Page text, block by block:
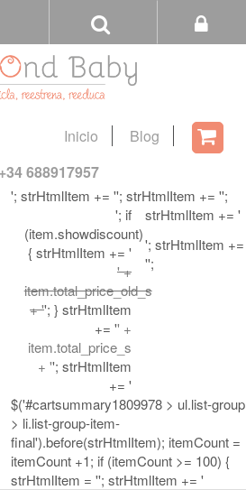
Inicio
Blog
+34 688917957
'; strHtmlItem += ''; strHtmlItem += '
'; if
(item.showdiscount)
{ strHtmlItem += '
' +
item.total_price_old_s
+ ''; } strHtmlItem
+= '' +
item.total_price_s
+ ''; strHtmlItem
+= '
';
strHtmlItem += '
'; strHtmlItem +=
'';
$('#cartsummary1809978 > ul.list-group
> li.list-group-item-
final').before(strHtmlItem); itemCount =
itemCount +1; if (itemCount >= 100) {
strHtmlItem = ''; strHtmlItem += '